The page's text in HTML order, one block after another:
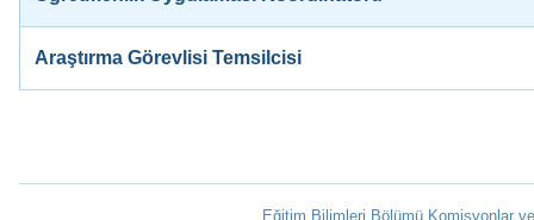
Araştırma Görevlisi Temsilcisi
Eğitim Bilimleri Bölümü Komisyonlar